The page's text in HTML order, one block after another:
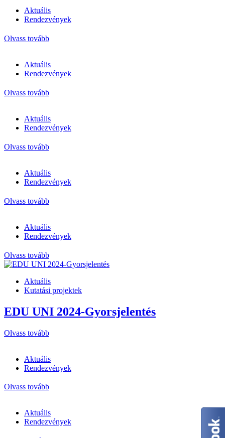
Aktuális
Rendezvények
Olvass tovább
Aktuális
Rendezvények
Olvass tovább
Aktuális
Rendezvények
Olvass tovább
Aktuális
Rendezvények
Olvass tovább
Aktuális
Rendezvények
Olvass tovább
Aktuális
Kutatási projektek
EDU UNI 2024-Gyorsjelentés
Olvass tovább
Aktuális
Rendezvények
Olvass tovább
Aktuális
Rendezvények